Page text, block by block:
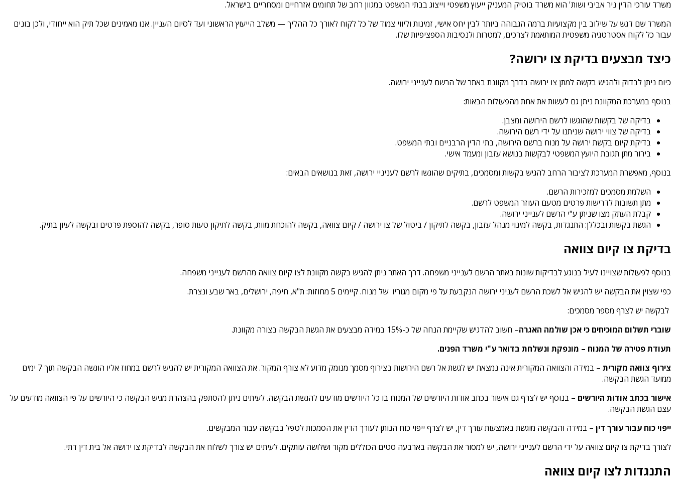
משרד עורכי הדין ניר אביבי ושות' הוא משרד בוטיק המעניק ייעוץ משפטי וייצוג בבתי המשפט במגוון רחב של תחומים אזרחיים ומסחריים בישראל.
המשרד שם דגש על שילוב בין מקצועיות ברמה הגבוהה ביותר לבין יחס אישי, זמינות וליווי צמוד של כל לקוח לאורך כל ההליך — משלב הייעוץ הראשוני ועד לסיום העניין. אנו מאמינים שכל תיק הוא ייחודי, ולכן בונים
עבור כל לקוח אסטרטגיה משפטית המותאמת לצרכים, למטרות ולנסיבות הספציפיות שלו.
כיצד מבצעים בדיקת צו ירושה?
כיום ניתן לבדוק ולהגיש בקשה למתן צו ירושה בדרך מקוונת באתר של הרשם לענייני ירושה.
בנוסף במערכת המקוונת ניתן גם לעשות את אחת מהפעולות הבאות:
בדיקה של בקשות שהוגשו לרשם הירושה ומצבן.
בדיקה של צווי ירושה שניתנו על ידי רשם הירושה.
בדיקת קיום בקשת ירושה על מנוח ברשם הירושה, בתי הדין הרבניים ובתי המשפט.
בירור מתן תגובת היועץ המשפטי לבקשות בנושא עזבון ומעמד אישי.
בנוסף, מאפשרת המערכת לציבור הרחב להגיש בקשות ומסמכים, בתיקים שהוגשו לרשם לעניניי ירושה, זאת בנושאים הבאים:
השלמת מסמכים למזכירות הרשם.
מתן תשובות לדרישות פרטים מטעם העוזר המשפט לרשם.
קבלת העתק מצו שניתן ע"י הרשם לענייני ירושה.
הגשת בקשות ובכללן: התנגדות, בקשה למינוי מנהל עזבון, בקשה לתיקון / ביטול של צו ירושה / קיום צוואה, בקשה להוכחת מוות, בקשה לתיקון טעות סופר, בקשה להוספת פרטים ובקשה לעיון בתיק.
בדיקת צו קיום צוואה
בנוסף לפעולות שצויינו לעיל בנוגע לבדיקות שונות באתר הרשם לענייני משפחה. דרך האתר ניתן להגיש בקשה מקוונת לצו קיום צוואה מהרשם לענייני משפחה.
כפי שצוין את הבקשה יש להגיש אל לשכת הרשם לעניני ירושה הנקבעת על פי מקום מגוריו של מנוח. קיימים 5 מחוזות: ת"א, חיפה, ירושלים, באר שבע ונצרת.
לבקשה יש לצרף מספר מסמכים:
שוברי תשלום המוכיחים כי אכן שולמה האגרה– חשוב להדגיש שקיימת הנחה של כ-15% במידה מבצעים את הגשת הבקשה בצורה מקוונת.
תעודת פטירה של המנוח – מונפקת ונשלחת בדואר ע"י משרד הפנים.
צירוף צוואה מקורית
– במידה והצוואה המקורית אינה נמצאת יש לגשת אל רשם הירושות בצירוף מסמך מנומק מדוע לא צורף המקור. את הצוואה המקורית יש להגיש לרשם במחוז אליו הוגשה הבקשה תוך 7 ימים
ממועד הגשת הבקשה.
אישור בכתב אודות היורשים – בנוסף יש לצרף גם אישור בכתב אודות היורשים של המנוח בו כל היורשים מודעים להגשת הבקשה. לעיתים ניתן להסתפק בהצהרת מגיש הבקשה כי היורשים על פי הצוואה מודעים על
עצם הגשת הבקשה.
ייפוי כוח עבור עורך דין – במידה והבקשה מוגשת באמצעות עורך דין, יש לצרף ייפוי כוח הנותן לעורך הדין את הסמכות לטפל בבקשה עבור המבקשים.
לצורך בדיקת צו קיום צוואה על ידי הרשם לענייני ירושה, יש למסור את הבקשה בארבעה סטים הכוללים מקור ושלושה עותקים. לעיתים יש צורך לשלוח את הבקשה לבדיקת צו ירושה אל בית דין דתי.
התנגדות לצו קיום צוואה